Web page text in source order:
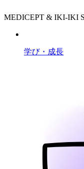
MEDICEPT & IKI-IKI
学び・成長